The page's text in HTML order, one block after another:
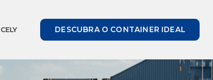
DESCUBRA O CONTAINER IDEAL